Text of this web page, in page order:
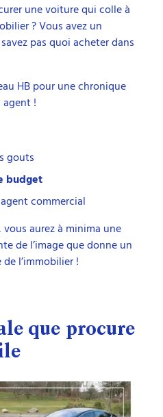
une voiture qui colle à
? Vous avez un
pas quoi acheter dans
HB pour une chronique
agent !
gouts
budget
commercial
aurez à minima une
de l’image que donne un
l’immobilier !
que procure